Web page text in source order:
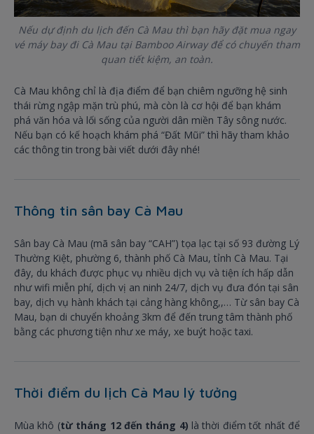
Nếu dự định du lịch đến Cà Mau thì bạn hãy đặt mua ngay
vé máy bay đi Cà Mau tại Bamboo Airway để có chuyến tham
quan tiết kiệm, an toàn.
Cà Mau không chỉ là địa điểm để bạn chiêm ngưỡng hệ sinh
thái rừng ngập mặn trù phú, mà còn là cơ hội để bạn khám
phá văn hóa và lối sống của người dân miền Tây sông nước.
Nếu bạn có kế hoạch khám phá “Đất Mũi” thì hãy tham khảo
các thông tin trong bài viết dưới đây nhé!
Thông tin sân bay Cà Mau
Sân bay Cà Mau (mã sân bay “CAH”) tọa lạc tại số 93 đường Lý
Thường Kiệt, phường 6, thành phố Cà Mau, tỉnh Cà Mau. Tại
đây, du khách được phục vụ nhiều dịch vụ và tiện ích hấp dẫn
như wifi miễn phí, dịch vị an ninh 24/7, dịch vụ đưa đón tại sân
bay, dịch vụ hành khách tại cảng hàng không,,… Từ sân bay Cà
Mau, bạn di chuyển khoảng 3km để đến trung tâm thành phố
bằng các phương tiện như xe máy, xe buýt hoặc taxi.
Thời điểm du lịch Cà Mau lý tưởng
Mùa khô (từ tháng 12 đến tháng 4) là thời điểm tốt nhất để